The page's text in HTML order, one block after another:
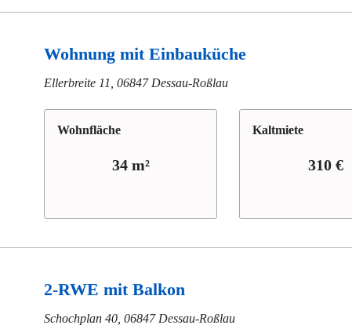
Wohnung mit Einbauküche
Ellerbreite 11, 06847 Dessau-Roßlau
Wohn­fläche
34 m²
Kaltmiete
310 €
2-RWE mit Balkon
Schochplan 40, 06847 Dessau-Roßlau